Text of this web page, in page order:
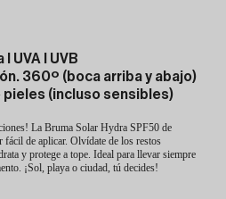
UVA l UVB
360º (boca arriba y abajo)
(incluso sensibles)
La Bruma Solar Hydra SPF50 de
fácil de aplicar. Olvídate de los restos
y protege a tope. Ideal para llevar siempre
¡Sol, playa o ciudad, tú decides!